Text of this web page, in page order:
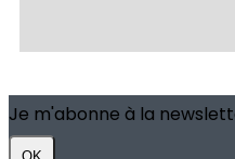
Je m'abonne à la